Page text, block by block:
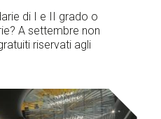
di I e II grado o
A settembre non
riservati agli